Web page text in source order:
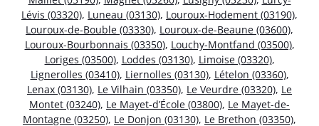
Lévis (03320), Luneau (03130), Louroux-Hodement (03190),
Louroux-de-Bouble (03330), Louroux-de-Beaune (03600),
Louroux-Bourbonnais (03350), Louchy-Montfand (03500),
Loriges (03500), Loddes (03130), Limoise (03320),
Lignerolles (03410), Liernolles (03130), Lételon (03360),
Lenax (03130), Le Vilhain (03350), Le Veurdre (03320), Le
Montet (03240), Le Mayet-d’École (03800), Le Mayet-de-
Montagne (03250), Le Donjon (03130), Le Brethon (03350),